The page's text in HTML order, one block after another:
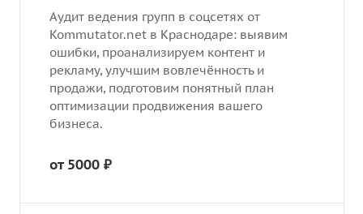
Аудит ведения групп в соцсетях от
Kommutator.net в Краснодаре: выявим
ошибки, проанализируем контент и
рекламу, улучшим вовлечённость и
продажи, подготовим понятный план
оптимизации продвижения вашего
бизнеса.
от 5000 ₽